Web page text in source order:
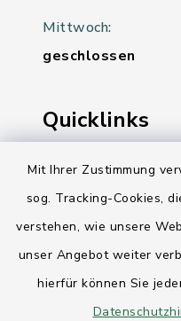
Mit Ihrer Zustimmung
sog. Tracking-Cookies,
verstehen, wie unsere
unser Angebot weiter
hierfür können Sie
Mittwoch:
geschlossen
Quicklinks
Ihre
AktivRegion